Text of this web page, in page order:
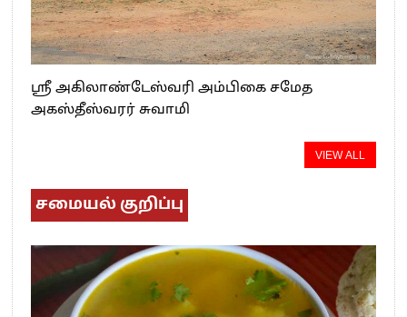
ஸ்ரீ அகிலாண்டேஸ்வரி அம்பிகை சமேத
அகஸ்தீஸ்வரர் சுவாமி
VIEW ALL
சமையல் குறிப்பு